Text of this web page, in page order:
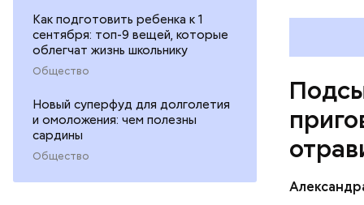
Как подготовить ребенка к 1
сентября: топ-9 вещей, которые
облегчат жизнь школьнику
Общество
Новый суперфуд для долголетия
и омоложения: чем полезны
сардины
Общество
Видео: